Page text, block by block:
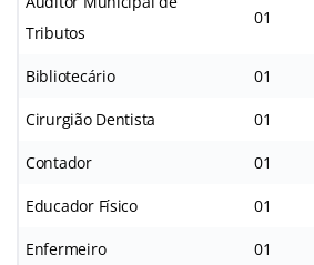
Tributos
01
Bibliotecário 01
Cirurgião Dentista 01
Contador 01
Educador Físico 01
Enfermeiro 01